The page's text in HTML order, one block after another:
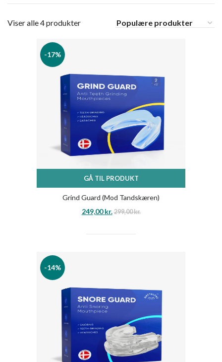
Viser alle 4 produkter
-17%
GÅ TIL PRODUKT
Grind Guard (Mod Tandskæren)
249,00kr. 299,00kr.
-14%